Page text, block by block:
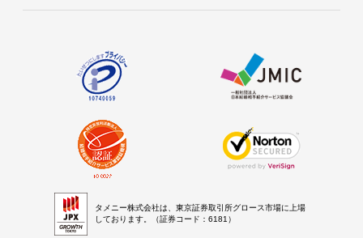
タメニー株式会社は、東京証券取引所グロース市場に上場
しております。（証券コード：6181）